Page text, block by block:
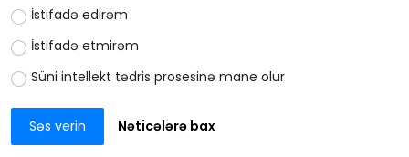
İstifadə edirəm
İstifadə etmirəm
Süni intellekt tədris prosesinə mane olur
Səs verin Nəticələrə bax